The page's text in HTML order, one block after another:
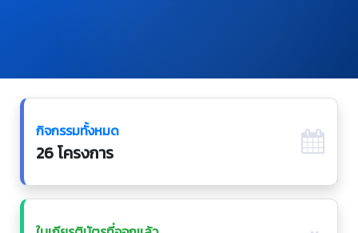
กิจกรรมทั้งหมด
26 โครงการ